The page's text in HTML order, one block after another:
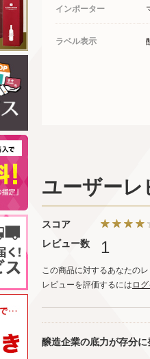
インポーター
ラベル表示
ユーザーレ
スコア
レビュー数
1
この商品に対するあなたの
レビューを評価するには ロ
醸造企業の底力が存分